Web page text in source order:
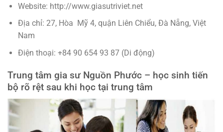
Website: http://www.giasutriviet.net
Địa chỉ: 27, Hòa Mỹ 4, quận Liên Chiểu, Đà Nẵng, Việt
Nam
Điện thoại: +84 90 654 93 87 (Di động)
Trung tâm gia sư Nguồn Phước – học sinh tiến
bộ rõ rệt sau khi học tại trung tâm